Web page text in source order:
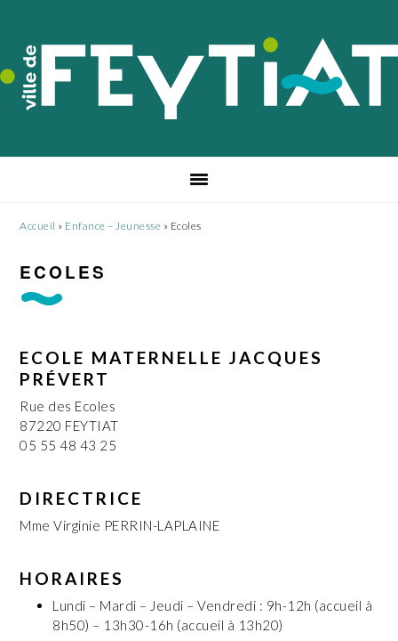
navigation
principale
contenu
principal
pied
de
page
Accueil » Enfance – Jeunesse » Ecoles
ECOLES
ECOLE MATERNELLE JACQUES
PRÉVERT
Rue des Ecoles
87220 FEYTIAT
05 55 48 43 25
DIRECTRICE
Mme Virginie PERRIN-LAPLAINE
HORAIRES
Lundi – Mardi – Jeudi – Vendredi : 9h-12h (accueil à
8h50) – 13h30-16h (accueil à 13h20)